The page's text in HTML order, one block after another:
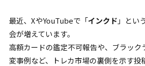
最近、XやYouTubeで「インクド 」とい
会が増えています。
高額カードの鑑定不可報告や、ブラック
変事例など、トレカ市場の裏側を示す投